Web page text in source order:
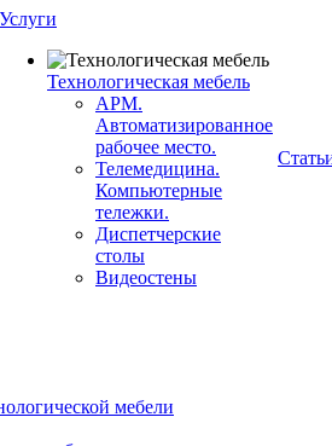
Услуги
Технологическая мебель
АРМ.
Автоматизированное
рабочее место.
Телемедицина.
Компьютерные
тележки.
Диспетчерские
столы
Видеостены
мебели